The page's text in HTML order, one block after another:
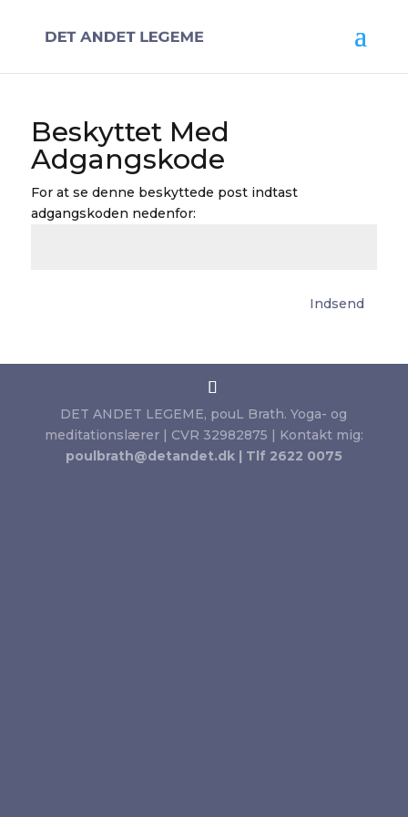
Beskyttet Med
Adgangskode
For at se denne beskyttede post indtast
adgangskoden nedenfor:
Indsend
DET ANDET LEGEME, pouL Brath. Yoga- og
meditationslærer | CVR 32982875 | Kontakt mig:
poulbrath@detandet.dk | Tlf 2622 0075